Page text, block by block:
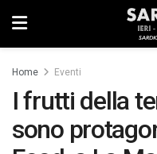
Home Eventi
I frutti della
sono